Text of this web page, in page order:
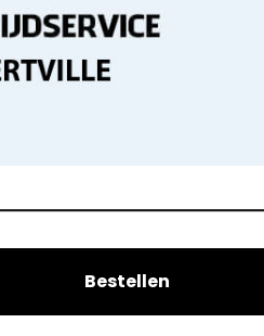
Bestellen